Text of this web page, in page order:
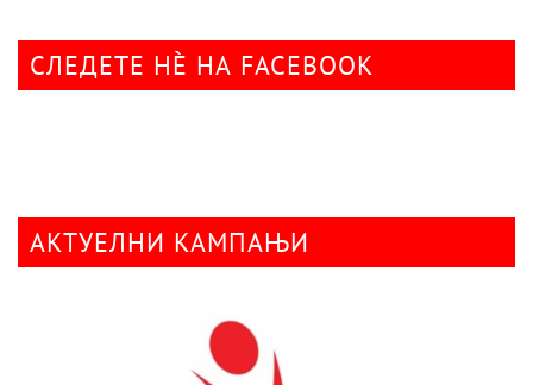
СЛЕДЕТЕ НÈ НА FACEBOOK
АКТУЕЛНИ КАМПАЊИ